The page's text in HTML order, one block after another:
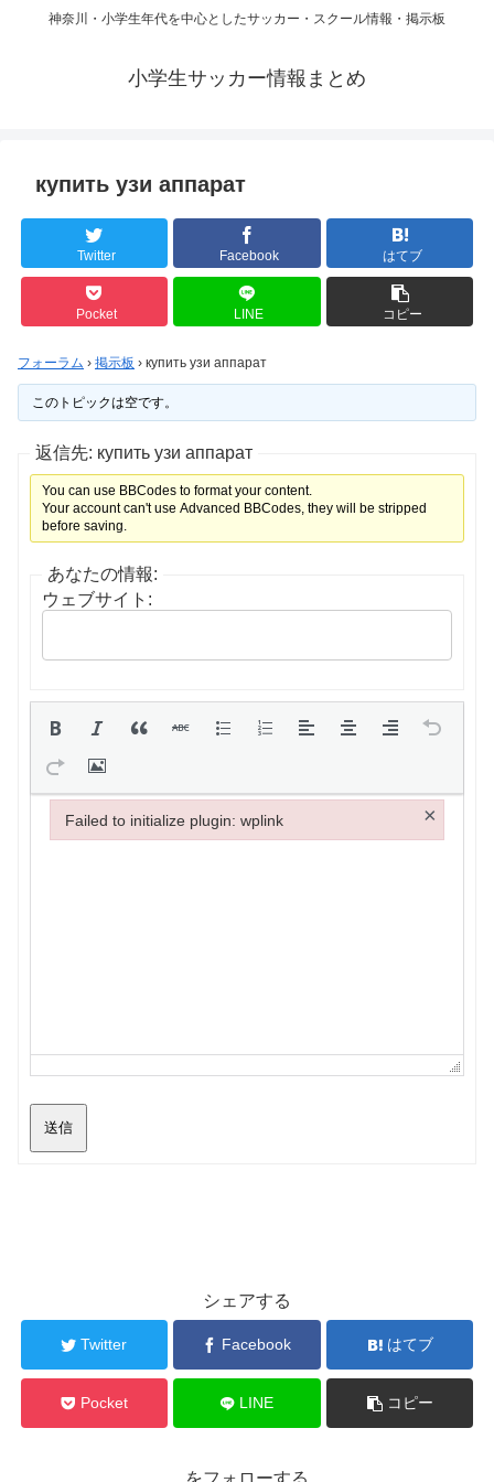
神奈川・小学生年代を中心としたサッカー・スクール情報・掲示板
小学生サッカー情報まとめ
купить узи аппарат
Twitter Facebook はてブ
Pocket LINE コピー
フォーラム › 掲示板 › купить узи аппарат
このトピックは空です。
返信先: купить узи аппарат
You can use BBCodes to format your content.
Your account can't use Advanced BBCodes, they will be stripped
before saving.
あなたの情報:
ウェブサイト:
送信
シェアする
Twitter Facebook はてブ
Pocket LINE コピー
Failed to initialize plugin: wplink ×
Failed to initialize plugin: wplink